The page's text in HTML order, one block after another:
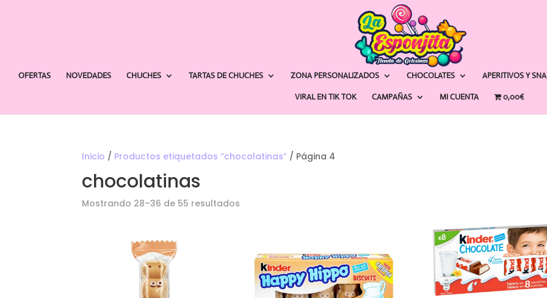
OFERTAS NOVEDADES CHUCHES TARTAS DE CHUCHES ZONA PERSONALIZADOS CHOCOLATES APERITIVOS Y
VIRAL EN TIK TOK CAMPAÑAS MI CUENTA 0,00€
Inicio / Productos etiquetados “chocolatinas” / Página 4
chocolatinas
Mostrando 28–36 de 55 resultados